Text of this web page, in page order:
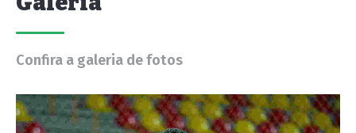
Confira a galeria de fotos